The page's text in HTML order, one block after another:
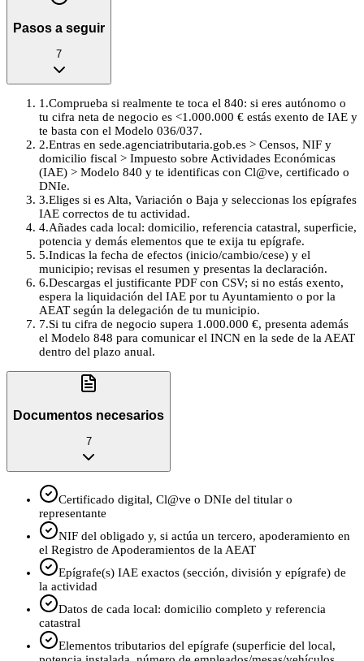
Pasos a seguir
7
1 .Comprueba si realmente te toca el 840: si eres autónomo o
tu cifra neta de negocio es <1.000.000 € estás exento de IAE y
te basta con el Modelo 036/037.
2.Entras en sede.agenciatributaria.gob.es > Censos, NIF y
domicilio fiscal > Impuesto sobre Actividades Económicas
(IAE) > Modelo 840 y te identificas con Cl@ve, certificado o
DNIe.
3.Eliges si es Alta, Variación o Baja y seleccionas los epígrafes
IAE correctos de tu actividad.
4.Añades cada local: domicilio, referencia catastral, superficie,
potencia y demás elementos que te exija tu epígrafe.
5.Indicas la fecha de efectos (inicio/cambio/cese) y el
municipio; revisas el resumen y presentas la declaración.
6.Descargas el justificante PDF con CSV; si no estás exento,
espera la liquidación del IAE por tu Ayuntamiento o por la
AEAT según la delegación de tu municipio.
7.Si tu cifra de negocio supera 1.000.000 €, presenta además
el Modelo 848 para comunicar el INCN en la sede de la AEAT
dentro del plazo anual.
Documentos necesarios
7
Certificado digital, Cl@ve o DNIe del titular o
representante
NIF del obligado y, si actúa un tercero, apoderamiento en
el Registro de Apoderamientos de la AEAT
Epígrafe(s) IAE exactos (sección, división y epígrafe) de
la actividad
Datos de cada local: domicilio completo y referencia
catastral
Elementos tributarios del epígrafe (superficie del local,